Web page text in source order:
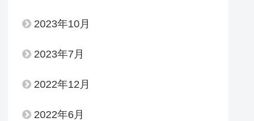
2023年10月
2023年7月
2022年12月
2022年6月